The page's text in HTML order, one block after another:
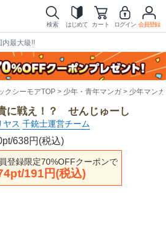
検索 はじめて カート ログイン 会員登録
内最大級!!
クシーモアTOP 少年・青年マンガ 少年マンガ
に戦え！？ せんじゅーし
ヤス 千銃士運営チーム
638円(税込)
登録限定70%OFFクーポンで
191円(税込)